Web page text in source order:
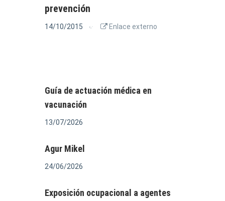
prevención
14/10/2015 Enlace externo
Guía de actuación médica en
vacunación
13/07/2026
Agur Mikel
24/06/2026
Exposición ocupacional a agentes